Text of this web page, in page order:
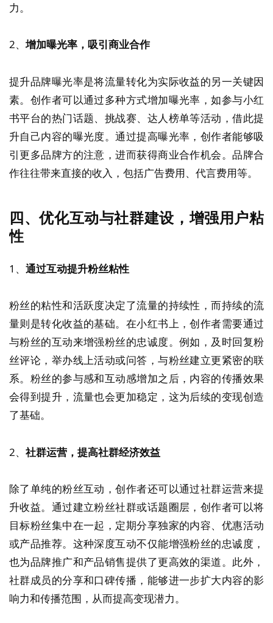
力。
2、 增加曝光率，吸引商业合作
提升品牌曝光率是将流量转化为实际收益的另一关键因
素。创作者可以通过多种方式增加曝光率，如参与小红
书平台的热门话题、挑战赛、达人榜单等活动，借此提
升自己内容的曝光度。通过提高曝光率，创作者能够吸
引更多品牌方的注意，进而获得商业合作机会。品牌合
作往往带来直接的收入，包括广告费用、代言费用等。
四、优化互动与社群建设，增强用户粘
性
1、 通过互动提升粉丝粘性
粉丝的粘性和活跃度决定了流量的持续性，而持续的流
量则是转化收益的基础。在小红书上，创作者需要通过
与粉丝的互动来增强粉丝的忠诚度。例如，及时回复粉
丝评论，举办线上活动或问答，与粉丝建立更紧密的联
系。粉丝的参与感和互动感增加之后，内容的传播效果
会得到提升，流量也会更加稳定，这为后续的变现创造
了基础。
2、 社群运营，提高社群经济效益
除了单纯的粉丝互动，创作者还可以通过社群运营来提
升收益。通过建立粉丝社群或话题圈层，创作者可以将
目标粉丝集中在一起，定期分享独家的内容、优惠活动
或产品推荐。这种深度互动不仅能增强粉丝的忠诚度，
也为品牌推广和产品销售提供了更高效的渠道。此外，
社群成员的分享和口碑传播，能够进一步扩大内容的影
响力和传播范围，从而提高变现潜力。